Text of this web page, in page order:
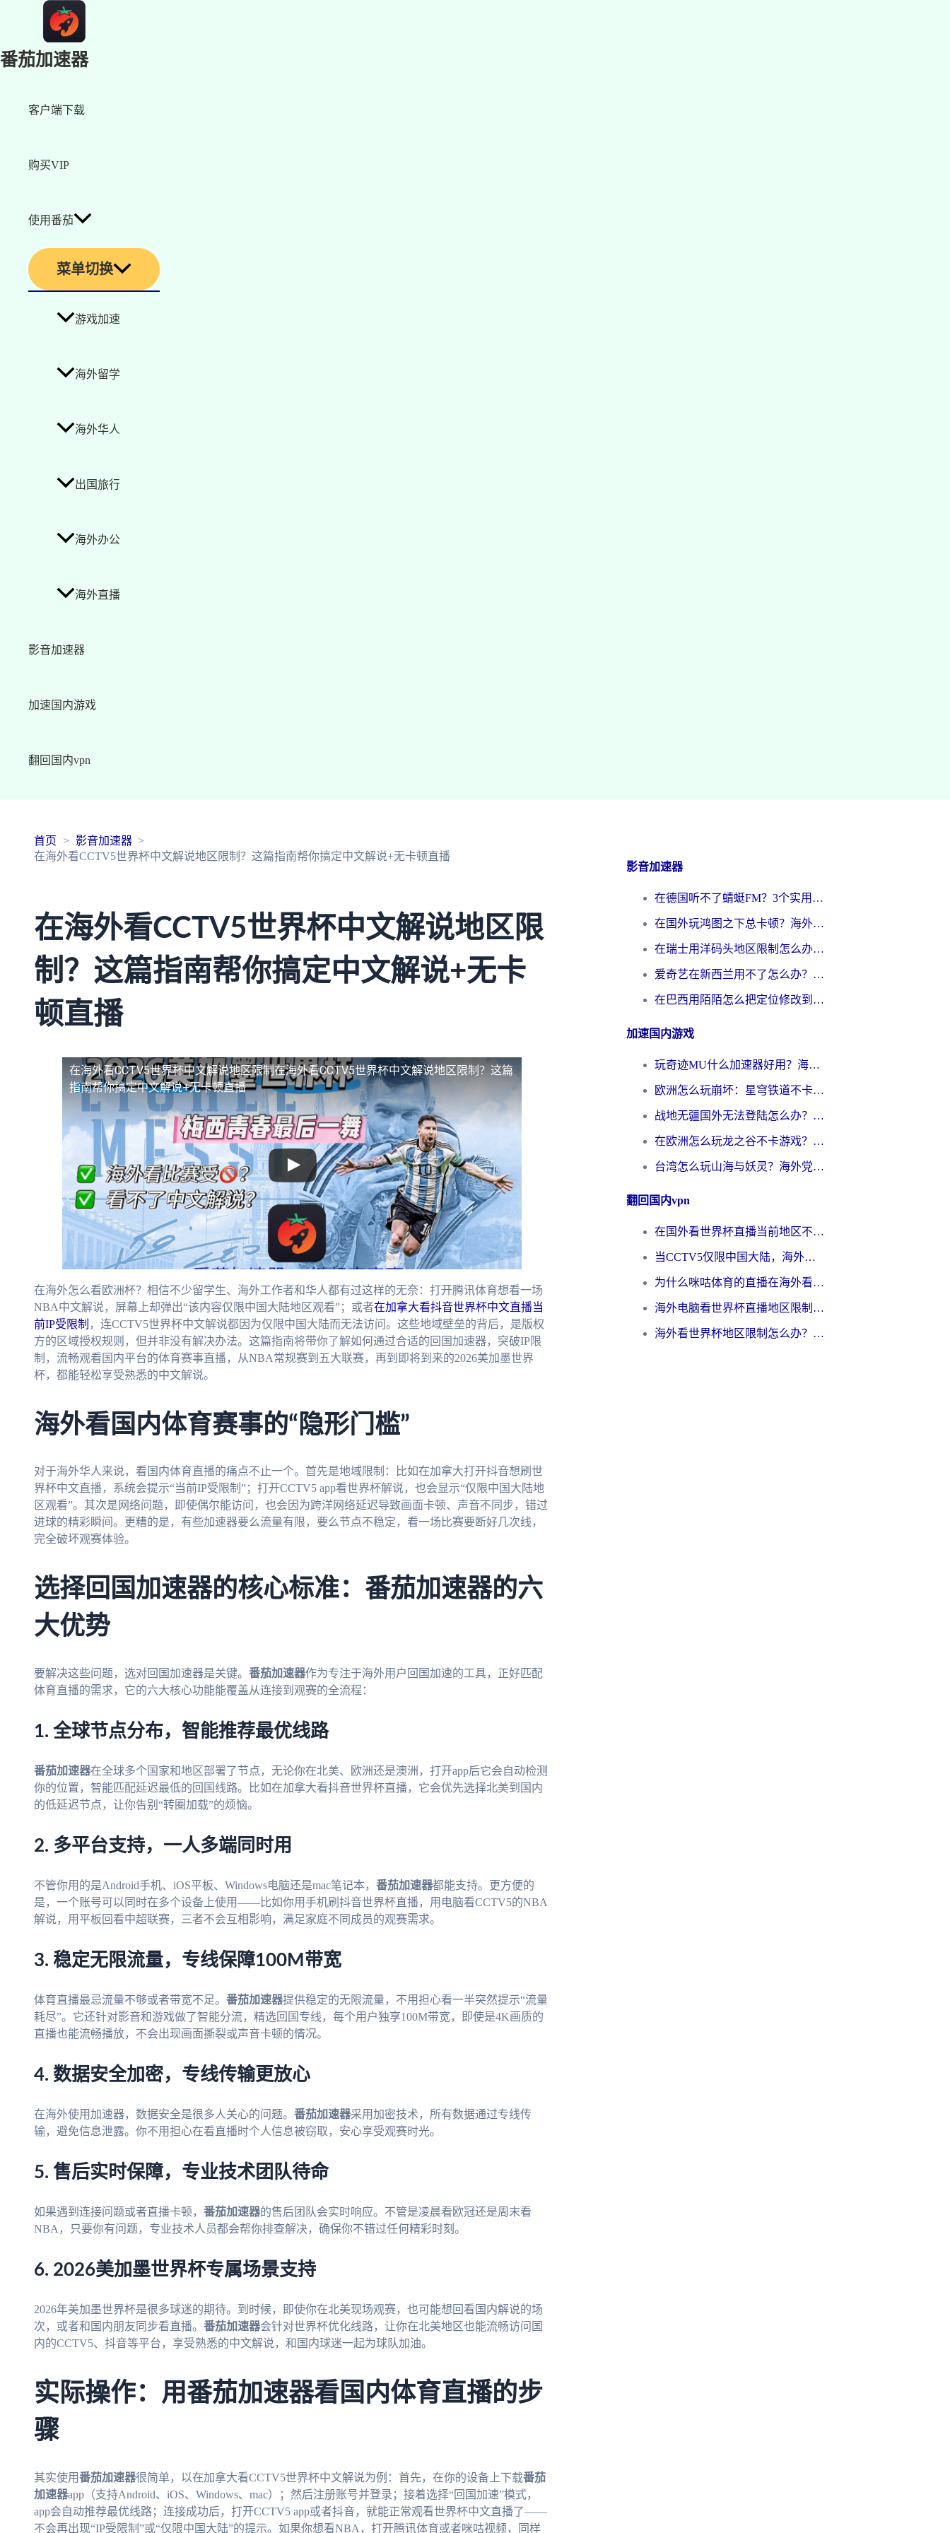
番茄加速器
客户端下载
购买VIP
使用番茄
菜单切换
游戏加速
海外留学
海外华人
出国旅行
海外办公
海外直播
影音加速器
加速国内游戏
翻回国内vpn
首页
影音加速器
在海外看CCTV5世界杯中文解说地区限制？这篇指南帮你搞定中文解说+无卡顿直播
在海外看CCTV5世界杯中文解说地区限
制？这篇指南帮你搞定中文解说+无卡
顿直播
在海外看CCTV5世界杯中文解说地区限制 在海外看CCTV5世界杯中文解说地区限制？这篇
指南帮你搞定中文解说+无卡顿直播
在海外怎么看欧洲杯？相信不少留学生、海外工作者和华人都有过这样的无奈：打开腾讯体育想看一场
NBA中文解说，屏幕上却弹出“该内容仅限中国大陆地区观看”；或者在加拿大看抖音世界杯中文直播当
前IP受限制 ，连CCTV5世界杯中文解说都因为仅限中国大陆而无法访问。这些地域壁垒的背后，是版权
方的区域授权规则，但并非没有解决办法。这篇指南将带你了解如何通过合适的回国加速器，突破IP限
制，流畅观看国内平台的体育赛事直播，从NBA常规赛到五大联赛，再到即将到来的2026美加墨世界
杯，都能轻松享受熟悉的中文解说。
海外看国内体育赛事的“隐形门槛”
对于海外华人来说，看国内体育直播的痛点不止一个。首先是地域限制：比如在加拿大打开抖音想刷世
界杯中文直播，系统会提示“当前IP受限制”；打开CCTV5 app看世界杯解说，也会显示“仅限中国大陆地
区观看”。其次是网络问题，即使偶尔能访问，也会因为跨洋网络延迟导致画面卡顿、声音不同步，错过
进球的精彩瞬间。更糟的是，有些加速器要么流量有限，要么节点不稳定，看一场比赛要断好几次线，
完全破坏观赛体验。
选择回国加速器的核心标准：番茄加速器的六
大优势
要解决这些问题，选对回国加速器是关键。 番茄加速器作为专注于海外用户回国加速的工具，正好匹配
体育直播的需求，它的六大核心功能能覆盖从连接到观赛的全流程：
1. 全球节点分布，智能推荐最优线路
番茄加速器在全球多个国家和地区部署了节点，无论你在北美、欧洲还是澳洲，打开app后它会自动检测
你的位置，智能匹配延迟最低的回国线路。比如在加拿大看抖音世界杯直播，它会优先选择北美到国内
的低延迟节点，让你告别“转圈加载”的烦恼。
2. 多平台支持，一人多端同时用
不管你用的是Android手机、iOS平板、Windows电脑还是mac笔记本， 番茄加速器都能支持。更方便的
是，一个账号可以同时在多个设备上使用——比如你用手机刷抖音世界杯直播，用电脑看CCTV5的NBA
解说，用平板回看中超联赛，三者不会互相影响，满足家庭不同成员的观赛需求。
3. 稳定无限流量，专线保障100M带宽
体育直播最忌流量不够或者带宽不足。 番茄加速器提供稳定的无限流量，不用担心看一半突然提示“流量
耗尽”。它还针对影音和游戏做了智能分流，精选回国专线，每个用户独享100M带宽，即使是4K画质的
直播也能流畅播放，不会出现画面撕裂或声音卡顿的情况。
4. 数据安全加密，专线传输更放心
在海外使用加速器，数据安全是很多人关心的问题。 番茄加速器采用加密技术，所有数据通过专线传
输，避免信息泄露。你不用担心在看直播时个人信息被窃取，安心享受观赛时光。
5. 售后实时保障，专业技术团队待命
如果遇到连接问题或者直播卡顿， 番茄加速器的售后团队会实时响应。不管是凌晨看欧冠还是周末看
NBA，只要你有问题，专业技术人员都会帮你排查解决，确保你不错过任何精彩时刻。
6. 2026美加墨世界杯专属场景支持
2026年美加墨世界杯是很多球迷的期待。到时候，即使你在北美现场观赛，也可能想回看国内解说的场
次，或者和国内朋友同步看直播。 番茄加速器会针对世界杯优化线路，让你在北美地区也能流畅访问国
内的CCTV5、抖音等平台，享受熟悉的中文解说，和国内球迷一起为球队加油。
实际操作：用番茄加速器看国内体育直播的步
骤
其实使用番茄加速器很简单，以在加拿大看CCTV5世界杯中文解说为例：首先，在你的设备上下载番茄
加速器app（支持Android、iOS、Windows、mac）；然后注册账号并登录；接着选择“回国加速”模式，
app会自动推荐最优线路；连接成功后，打开CCTV5 app或者抖音，就能正常观看世界杯中文直播了——
不会再出现“IP受限制”或“仅限中国大陆”的提示。如果你想看NBA，打开腾讯体育或者咪咕视频，同样
影音加速器
在德国听不了蜻蜓FM？3个实用技巧帮你解锁国内影音自由
在国外玩鸿图之下总卡顿？海外党追剧听歌的3个实用解决方案
在瑞士用洋码头地区限制怎么办？海外华人必看的回国加速全攻略
爱奇艺在新西兰用不了怎么办？海外党亲测有效的回国加速方案
在巴西用陌陌怎么把定位修改到中国国内？海外党必看的回国加速全攻略
加速国内游戏
玩奇迹MU什么加速器好用？海外党亲测：这款加速器让你告别延迟卡顿！
欧洲怎么玩崩坏：星穹铁道不卡？2026海外玩家国服游戏加速器终极攻略
战地无疆国外无法登陆怎么办？海外玩家国服畅玩终极指南（附欧服魔兽EVE加速方案）
在欧洲怎么玩龙之谷不卡游戏？2026海外党国服游戏加速全攻略
台湾怎么玩山海与妖灵？海外党国服游戏加速全攻略，告别延迟卡顿
翻回国内vpn
在国外看世界杯直播当前地区不可播放？海外党必看的回国加速全攻略
当CCTV5仅限中国大陆，海外球迷的世界杯狂欢如何继续？
为什么咪咕体育的直播在海外看不了？3步解决海外看世界杯+抖音地区限制难题
海外电脑看世界杯直播地区限制怎么办？你需要一个聪明的加速器
海外看世界杯地区限制怎么办？一篇搞定咪咕视频播放+国内资源无缝访问指南